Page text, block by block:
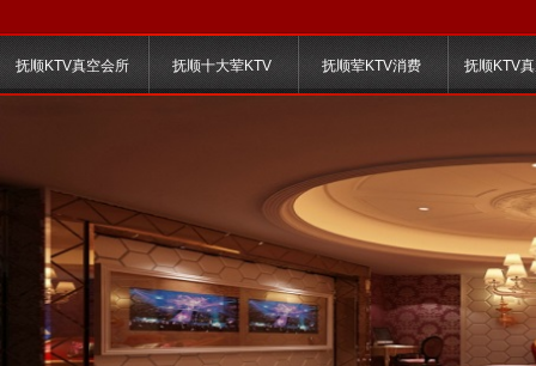
抚顺KTV真空会所 抚顺十大荤KTV 抚顺荤KTV消费 抚顺KTV